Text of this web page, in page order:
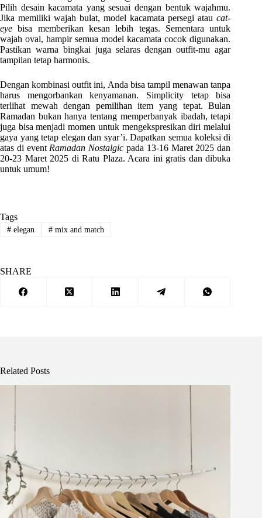
Pilih desain kacamata yang sesuai dengan bentuk wajahmu.
Jika memiliki wajah bulat, model kacamata persegi ataucat-
eye bisa memberikan kesan lebih tegas. Sementara untuk
wajah oval, hampir semua model kacamata cocok digunakan.
Pastikan warna bingkai juga selaras dengan outfit-mu agar
tampilan tetap harmonis.
Dengan kombinasi outfit ini, Anda bisa tampil menawan tanpa
harus mengorbankan kenyamanan. Simplicity tetap bisa
terlihat mewah dengan pemilihan item yang tepat. Bulan
Ramadan bukan hanya tentang memperbanyak ibadah, tetapi
juga bisa menjadi momen untuk mengekspresikan diri melalui
gaya yang tetap elegan dan syar’i. Dapatkan semua koleksi di
atas di eventRamadan Nostalgic pada 13-16 Maret 2025 dan
20-23 Maret 2025 di Ratu Plaza. Acara ini gratis dan dibuka
untuk umum!
Tags
#elegan #mix and match
SHARE
Related Posts